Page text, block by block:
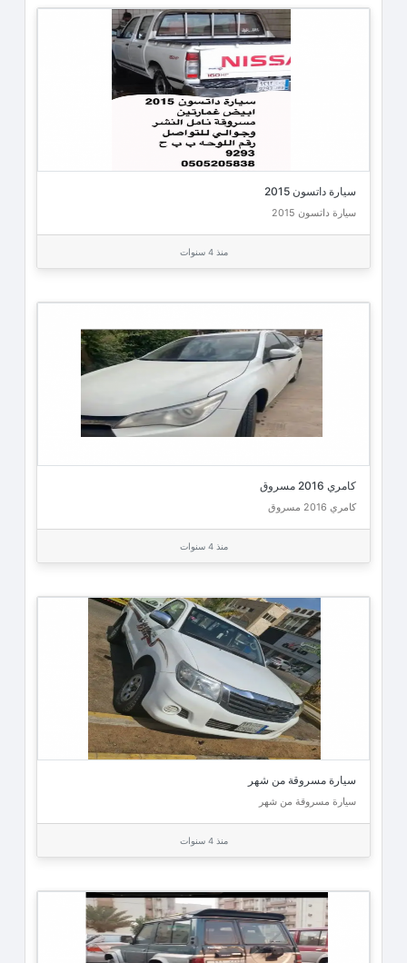
سيارة داتسون 2015
سيارة داتسون 2015
منذ 4 سنوات
كامري 2016 مسروق
كامري 2016 مسروق
منذ 4 سنوات
سيارة مسروقة من شهر
سيارة مسروقة من شهر
منذ 4 سنوات